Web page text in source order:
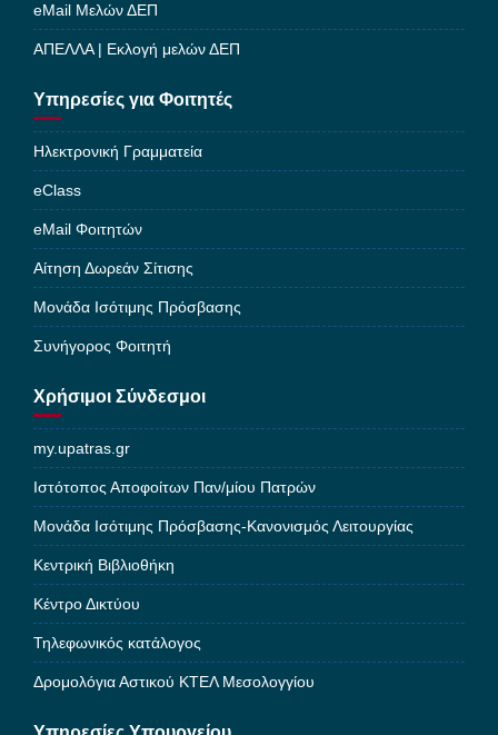
eMail Μελών ΔΕΠ
ΑΠΕΛΛΑ | Εκλογή μελών ΔΕΠ
Υπηρεσίες για Φοιτητές
Ηλεκτρονική Γραμματεία
eClass
eMail Φοιτητών
Αίτηση Δωρεάν Σίτισης
Μονάδα Ισότιμης Πρόσβασης
Συνήγορος Φοιτητή
Χρήσιμοι Σύνδεσμοι
my.upatras.gr
Ιστότοπος Αποφοίτων Παν/μίου Πατρών
Μονάδα Ισότιμης Πρόσβασης-Κανονισμός Λειτουργίας
Κεντρική Βιβλιοθήκη
Κέντρο Δικτύου
Τηλεφωνικός κατάλογος
Δρομολόγια Αστικού ΚΤΕΛ Μεσολογγίου